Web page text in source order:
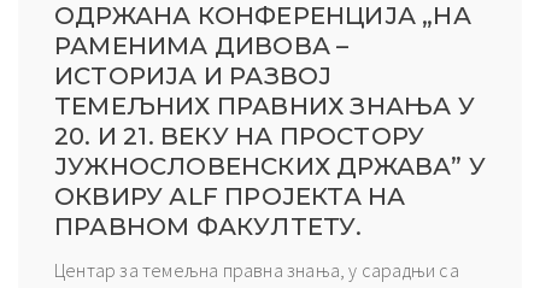
ОДРЖАНА КОНФЕРЕНЦИЈА „НА
РАМЕНИМА ДИВОВА –
ИСТОРИЈА И РАЗВОЈ
ТЕМЕЉНИХ ПРАВНИХ ЗНАЊА У
20. И 21. ВЕКУ НА ПРОСТОРУ
ЈУЖНОСЛОВЕНСКИХ ДРЖАВА” У
ОКВИРУ АLF ПРОЈЕКТА НА
ПРАВНОМ ФАКУЛТЕТУ.
Центар за темељна правна знања, у сарадњи са